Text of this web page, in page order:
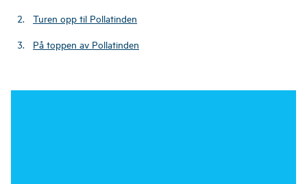
Turen opp til Pollatinden
På toppen av Pollatinden